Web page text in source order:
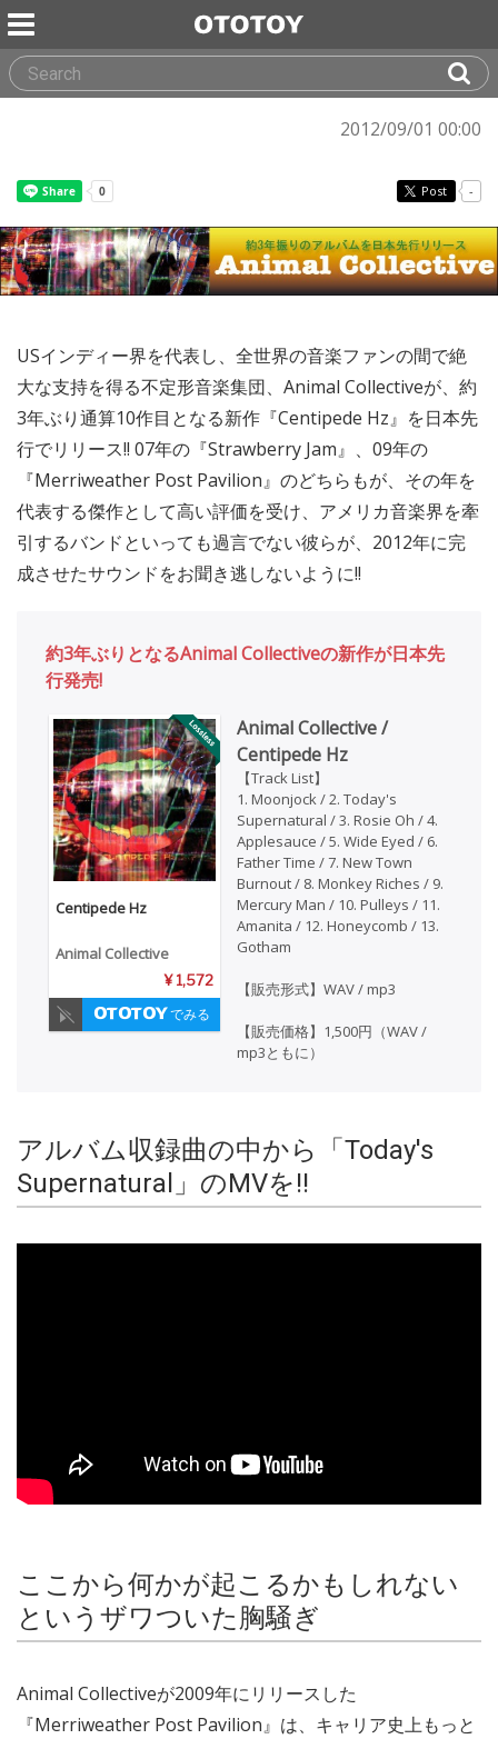
2012/09/01 00:00
Post -
USインディー界を代表し、全世界の音楽ファンの間で絶
大な支持を得る不定形音楽集団、Animal Collectiveが、約
3年ぶり通算10作目となる新作『Centipede Hz』を日本先
行でリリース!! 07年の『Strawberry Jam』、09年の
『Merriweather Post Pavilion』のどちらもが、その年を
代表する傑作として高い評価を受け、アメリカ音楽界を牽
引するバンドといっても過言でない彼らが、2012年に完
成させたサウンドをお聞き逃しないように!!
約3年ぶりとなるAnimal Collectiveの新作が日本先
行発売!
Centipede Hz
Animal Collective
¥ 1,572
でみる
Animal Collective /
Centipede Hz
【Track List】
1. Moonjock / 2. Today's
Supernatural / 3. Rosie Oh / 4.
Applesauce / 5. Wide Eyed / 6.
Father Time / 7. New Town
Burnout / 8. Monkey Riches / 9.
Mercury Man / 10. Pulleys / 11.
Amanita / 12. Honeycomb / 13.
Gotham
【販売形式】WAV / mp3
【販売価格】1,500円（WAV /
mp3ともに）
アルバム収録曲の中から「Today's
Supernatural」のMVを!!
ここから何かが起こるかもしれない
というザワついた胸騒ぎ
Animal Collectiveが2009年にリリースした
『Merriweather Post Pavilion』は、キャリア史上もっと